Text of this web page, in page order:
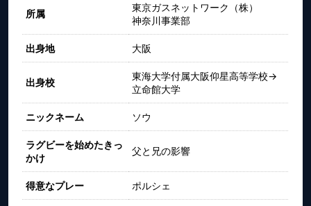
所属
東京ガスネットワーク（株）
神奈川事業部
出身地 大阪
出身校
東海大学付属大阪仰星高等学校→
立命館大学
ニックネーム ソウ
ラグビーを始めたきっ
かけ
父と兄の影響
得意なプレー ポルシェ